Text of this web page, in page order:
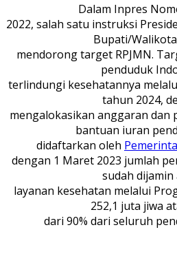
Dalam Inpres
2022, salah satu instruksi
Bupati/
mendorong target RPJMN.
penduduk
terlindungi kesehatannya
tahun 2024,
mengalokasikan anggaran dan
bantuan iuran
didaftarkan oleh
dengan 1 Maret 2023 jumlah
sudah dijamin
layanan kesehatan melalui
252,1 juta jiwa
dari 90% dari seluruh